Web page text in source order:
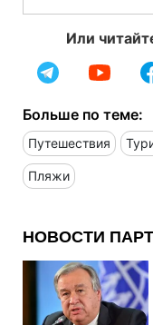
Или
Больше по теме:
Путешествия
Пляжи